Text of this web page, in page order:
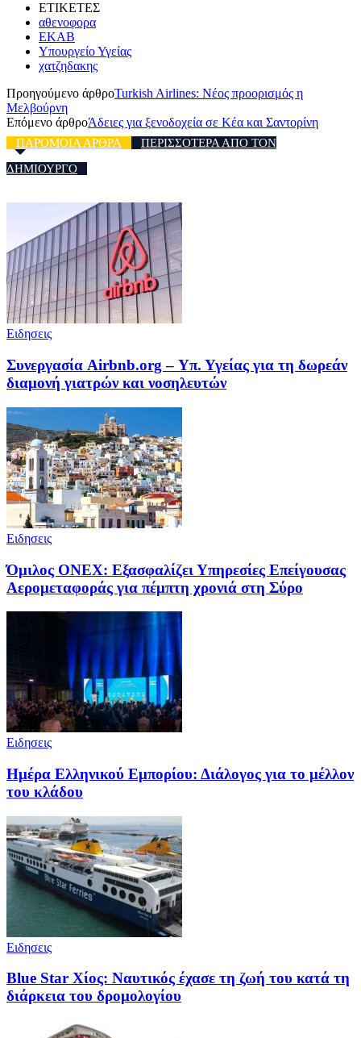
ΕΤΙΚΕΤΕΣ
αθενοφορα
ΕΚΑΒ
Υπουργείο Υγείας
χατζηδακης
Προηγούμενο άρθροTurkish Airlines: Νέος προορισμός η
Μελβούρνη
Επόμενο άρθροΆδειες για ξενοδοχεία σε Κέα και Σαντορίνη
ΠΑΡΟΜΟΙΑ ΑΡΘΡΑ
ΠΕΡΙΣΣΟΤΕΡΑ ΑΠΟ ΤΟΝ
ΔΗΜΙΟΥΡΓΟ
Ειδησεις
Συνεργασία Airbnb.org – Υπ. Υγείας για τη δωρεάν
διαμονή γιατρών και νοσηλευτών
Ειδησεις
Όμιλος ONEX: Εξασφαλίζει Υπηρεσίες Επείγουσας
Αερομεταφοράς για πέμπτη χρονιά στη Σύρο
Ειδησεις
Ημέρα Ελληνικού Εμπορίου: Διάλογος για το μέλλον
του κλάδου
Ειδησεις
Blue Star Χίος: Ναυτικός έχασε τη ζωή του κατά τη
διάρκεια του δρομολογίου